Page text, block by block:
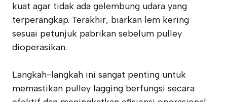
kuat agar tidak ada gelembung udara yang
terperangkap. Terakhir, biarkan lem kering
sesuai petunjuk pabrikan sebelum pulley
dioperasikan.
Langkah-langkah ini sangat penting untuk
memastikan pulley lagging berfungsi secara